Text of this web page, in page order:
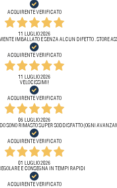
ACQUIRENTE VERIFICATO
11 LUGLIO 2026
IMBALLATO E SENZA ALCUN DIFETTO . STORE
ACQUIRENTE VERIFICATO
11 LUGLIO 2026
VELOCISSIMI!
ACQUIRENTE VERIFICATO
06 LUGLIO 2026
SONO RIMASTO SUPER SODDISFATTO (OGNI
ACQUIRENTE VERIFICATO
01 LUGLIO 2026
E CONSEGNA IN TEMPI RAPIDI
ACQUIRENTE VERIFICATO